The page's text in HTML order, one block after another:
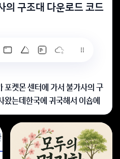
의 구조대 다운로드 코드
포켓몬 센터에 가서 불가사의 구
왔는데한국에 귀국해서 이숍에
계속 번호를 확인하라고 그래서
의 국가도 일본으로 바꿨는데
운로드 할 수 있는 방법이 없는
국적을 일본으로 변경한 뒤 이